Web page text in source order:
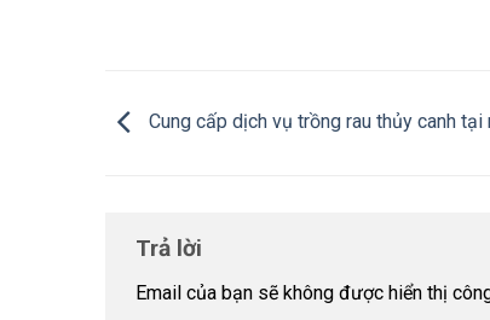
Cung cấp dịch vụ trồng rau thủy canh tại
Trả lời
Email của bạn sẽ không được hiển thị